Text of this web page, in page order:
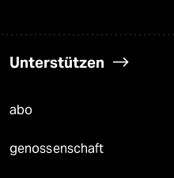
Unterstützen
abo
genossenschaft